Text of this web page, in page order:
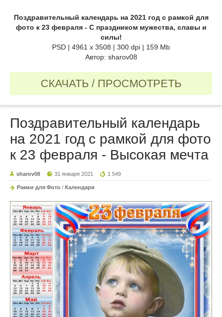
Поздравительный календарь на 2021 год с рамкой для
фото к 23 февраля - С праздником мужества, славы и
силы!
PSD | 4961 х 3508 | 300 dpi | 159 Mb
Автор: sharov08
СКАЧАТЬ / ПРОСМОТРЕТЬ
Поздравительный календарь
на 2021 год с рамкой для фото
к 23 февраля - Высокая мечта
sharov08 31 января 2021 1 549
Рамки для Фото / Календари